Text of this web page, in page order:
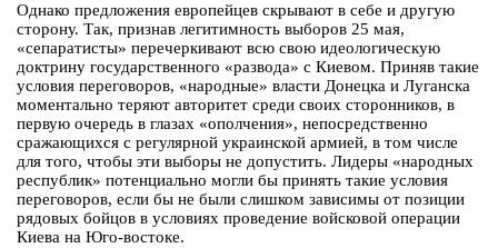
Однако предложения европейцев скрывают в себе и другую
сторону. Так, признав легитимность выборов 25 мая,
«сепаратисты» перечеркивают всю свою идеологическую
доктрину государственного «развода» с Киевом. Приняв такие
условия переговоров, «народные» власти Донецка и Луганска
моментально теряют авторитет среди своих сторонников, в
первую очередь в глазах «ополчения», непосредственно
сражающихся с регулярной украинской армией, в том числе
для того, чтобы эти выборы не допустить. Лидеры «народных
республик» потенциально могли бы принять такие условия
переговоров, если бы не были слишком зависимы от позиции
рядовых бойцов в условиях проведение войсковой операции
Киева на Юго-востоке.